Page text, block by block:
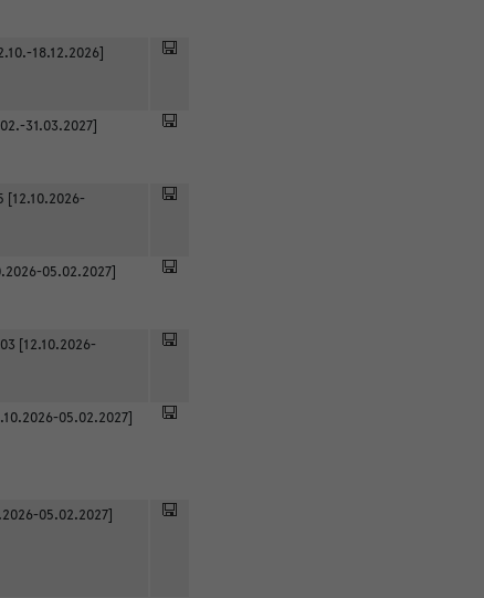
18.12.2026]
31.03.2027]
[12.10.2026-
05.02.2027]
[12.10.2026-
05.02.2027]
05.02.2027]